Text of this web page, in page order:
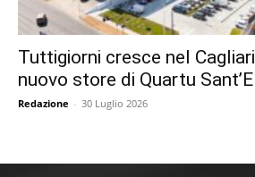
Tuttigiorni cresce nel
nuovo store di Quartu
Redazione - 30 Luglio 2026